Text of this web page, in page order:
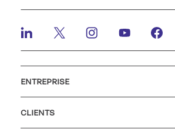
ENTREPRISE
CLIENTS